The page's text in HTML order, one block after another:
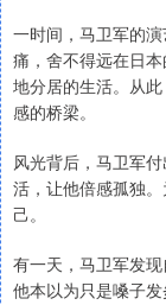
一时间，马卫军的
痛，舍不得远在日
地分居的生活。从
感的桥梁。
风光背后，马卫军
活，让他倍感孤独
己。
有一天，马卫军发
他本以为只是嗓子